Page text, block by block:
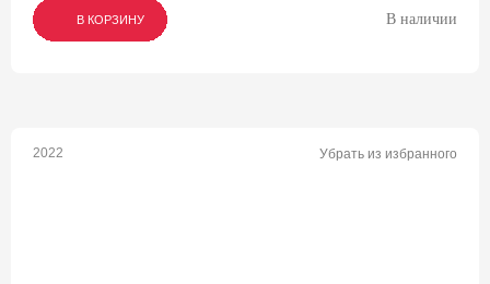
В КОРЗИНУ
В КОРЗИНУ
В КОРЗИНУ В наличии
2022 Убрать из избранного